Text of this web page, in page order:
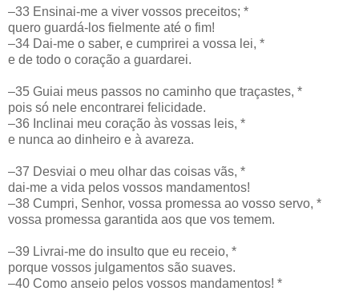
–33 Ensinai-me a viver vossos preceitos; *
quero guardá-los fielmente até o fim!
–34 Dai-me o saber, e cumprirei a vossa lei, *
e de todo o coração a guardarei.
–35 Guiai meus passos no caminho que traçastes, *
pois só nele encontrarei felicidade.
–36 Inclinai meu coração às vossas leis, *
e nunca ao dinheiro e à avareza.
–37 Desviai o meu olhar das coisas vãs, *
dai-me a vida pelos vossos mandamentos!
–38 Cumpri, Senhor, vossa promessa ao vosso servo, *
vossa promessa garantida aos que vos temem.
–39 Livrai-me do insulto que eu receio, *
porque vossos julgamentos são suaves.
–40 Como anseio pelos vossos mandamentos! *